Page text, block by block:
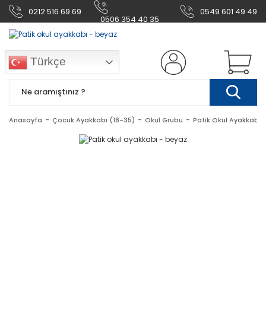
0212 516 69 69
0506 354 40 35
0549 601 49 49
Türkçe
Anasayfa Çocuk Ayakkabı (18-35) Okul Grubu Patik Okul Ayakkabı